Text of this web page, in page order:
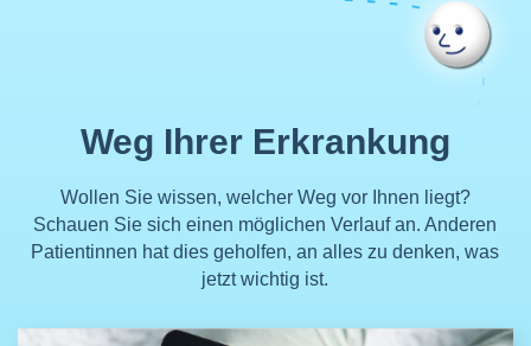
Weg Ihrer Erkrankung
Wollen Sie wissen, welcher Weg vor Ihnen liegt?
Schauen Sie sich einen möglichen Verlauf an. Anderen
Patientinnen hat dies geholfen, an alles zu denken, was
jetzt wichtig ist.